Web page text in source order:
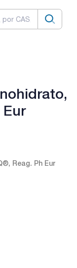
Reag. Ph Eur